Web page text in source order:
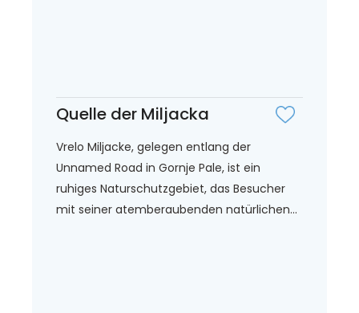
Quelle der Miljacka
Vrelo Miljacke, gelegen entlang der
Unnamed Road in Gornje Pale, ist ein
ruhiges Naturschutzgebiet, das Besucher
mit seiner atemberaubenden natürlichen...